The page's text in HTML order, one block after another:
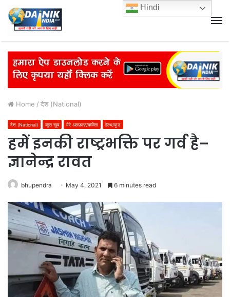
Home / देश (National)
देश (National) बहुत खूब मेरे अलफ़ाज़/कविता हेल्थ/फूड
हमें इनकी राष्ट्रभक्ति पर गर्व है–
ज्ञानेन्द्र रावत
bhupendra May 4, 2021 6 minutes read
Hindi